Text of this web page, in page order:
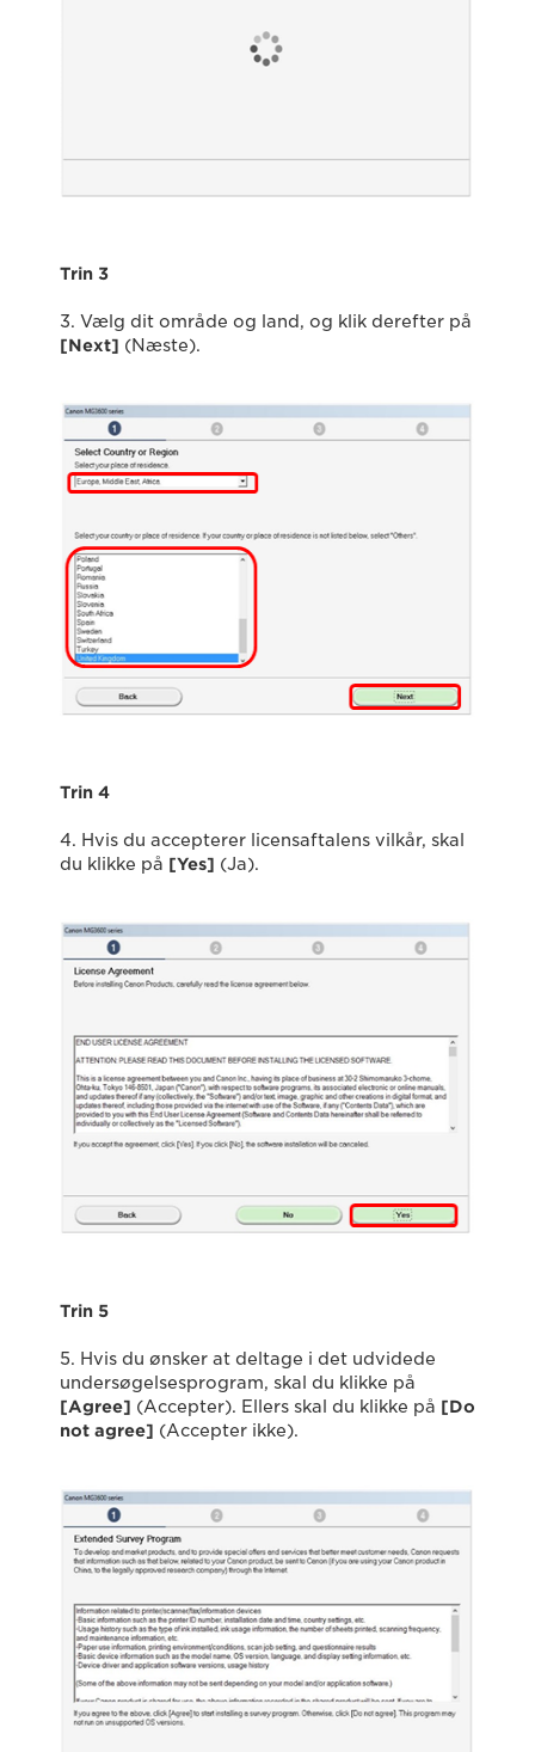
Trin 3
3. Vælg dit område og land, og klik derefter på
[Next] (Næste).
Trin 4
4. Hvis du accepterer licensaftalens vilkår, skal
du klikke på [Yes] (Ja).
Trin 5
5. Hvis du ønsker at deltage i det udvidede
undersøgelsesprogram, skal du klikke på
[Agree] (Accepter). Ellers skal du klikke på [Do
not agree] (Accepter ikke).